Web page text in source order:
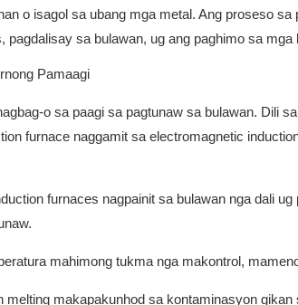
o isagol sa ubang mga metal. Ang proseso
pagdalisay sa bulawan, ug ang paghimo sa
Pamaagi
o sa paagi sa pagtunaw sa bulawan. Dili
furnace naggamit sa electromagnetic
furnaces nagpainit sa bulawan nga dali
mahimong tukma nga makontrol,
melting makapakunhod sa kontaminasyon